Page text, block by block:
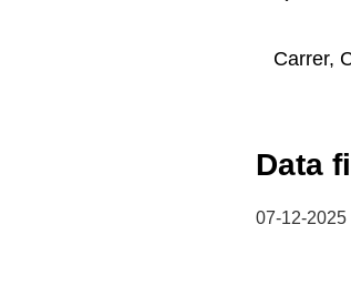
Carrer,
Data fi
07-12-2025